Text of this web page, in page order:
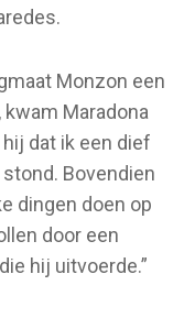
Monzon een
Maradona
dat ik een dief
Bovendien
dingen doen op
door een
hij uitvoerde.”